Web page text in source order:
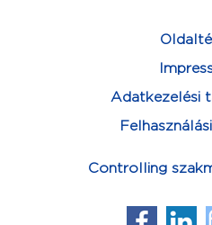
Adatkezelési
Controlling